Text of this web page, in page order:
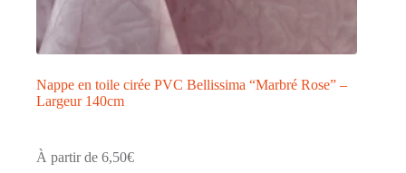
Nappe en toile cirée PVC Bellissima “Marbré Rose” –
Largeur 140cm
À partir de 6,50€